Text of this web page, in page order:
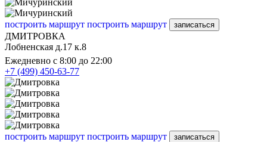
построить маршрут построить маршрут записаться
ДМИТРОВКА
Лобненская д.17 к.8
Ежедневно с 8:00 до 22:00
+7 (499) 450-63-77
построить маршрут построить маршрут записаться